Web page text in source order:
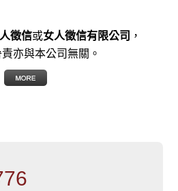
徵信或女人徵信有限公司 ，
亦與本公司無關。